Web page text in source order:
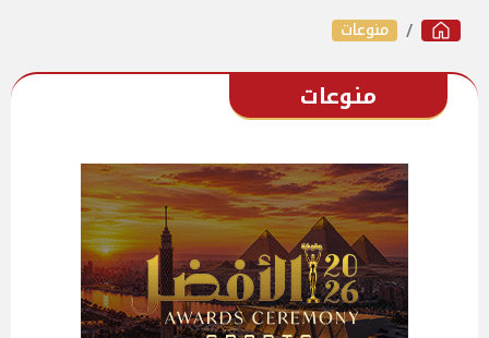
منوعات
منوعات